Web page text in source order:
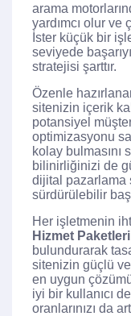
arama
yardımcı olur ve
İster küçük bir
seviyede
stratejisi şarttır.
Özenle
sitenizin içerik
potansiyel
optimizasyonu
kolay bulmasını
bilinirliğinizi de
dijital pazarlama
sürdürülebilir
Her işletmenin
Hizmet Paketleri
bulundurarak
sitenizin güçlü
en uygun
iyi bir kullanıcı
oranlarınızı da